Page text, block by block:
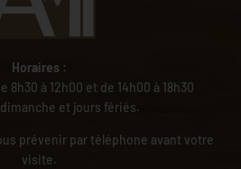
Horaires :
8h30 à 12h00 et de 14h00 à 18h30
et jours fériés.
prévenir par téléphone avant votre
visite.